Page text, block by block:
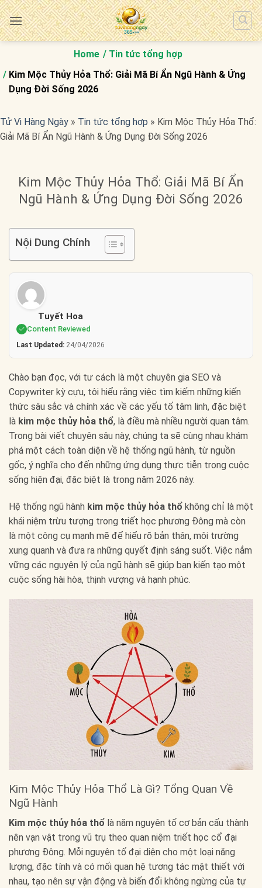
Bỏ
qua
nội
Home
Tin tức tổng hợp
Kim Mộc Thủy Hỏa Thổ: Giải Mã Bí Ẩn Ngũ Hành & Ứng
Dụng Đời Sống 2026
Tử Vi Hàng Ngày » Tin tức tổng hợp » Kim Mộc Thủy Hỏa Thổ:
Giải Mã Bí Ẩn Ngũ Hành & Ứng Dụng Đời Sống 2026
Kim Mộc Thủy Hỏa Thổ: Giải Mã Bí Ẩn
Ngũ Hành & Ứng Dụng Đời Sống 2026
Nội Dung Chính
Tuyết Hoa
Content Reviewed
Last Updated: 24/04/2026
Chào bạn đọc, với tư cách là một chuyên gia SEO và
Copywriter kỳ cựu, tôi hiểu rằng việc tìm kiếm những kiến
thức sâu sắc và chính xác về các yếu tố tâm linh, đặc biệt
là kim mộc thủy hỏa thổ, là điều mà nhiều người quan tâm.
Trong bài viết chuyên sâu này, chúng ta sẽ cùng nhau khám
phá một cách toàn diện về hệ thống ngũ hành, từ nguồn
gốc, ý nghĩa cho đến những ứng dụng thực tiễn trong cuộc
sống hiện đại, đặc biệt là trong năm 2026 này.
Hệ thống ngũ hành kim mộc thủy hỏa thổ không chỉ là một
khái niệm trừu tượng trong triết học phương Đông mà còn
là một công cụ mạnh mẽ để hiểu rõ bản thân, môi trường
xung quanh và đưa ra những quyết định sáng suốt. Việc nắm
vững các nguyên lý của ngũ hành sẽ giúp bạn kiến tạo một
cuộc sống hài hòa, thịnh vượng và hạnh phúc.
Kim Mộc Thủy Hỏa Thổ Là Gì? Tổng Quan Về
Ngũ Hành
Kim mộc thủy hỏa thổ là năm nguyên tố cơ bản cấu thành
nên vạn vật trong vũ trụ theo quan niệm triết học cổ đại
phương Đông. Mỗi nguyên tố đại diện cho một loại năng
lượng, đặc tính và có mối quan hệ tương tác mật thiết với
nhau, tạo nên sự vận động và biến đổi không ngừng của tự